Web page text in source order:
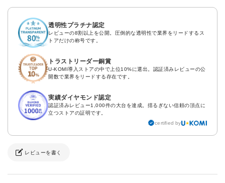
透明性プラチナ認定
レビューの8割以上を公開。圧倒的な透明性で業界をリードするス
トアだけの称号です。
トラストリーダー銅賞
U-KOMI導入ストアの中で上位10%に選出。認証済みレビューの公
開数で業界をリードする存在です。
実績ダイヤモンド認定
認証済みレビュー1,000件の大台を達成。揺るぎない信頼の頂点に
立つストアの証明です。
certified by
レビューを書く